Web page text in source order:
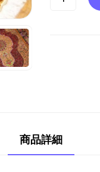
商品詳細